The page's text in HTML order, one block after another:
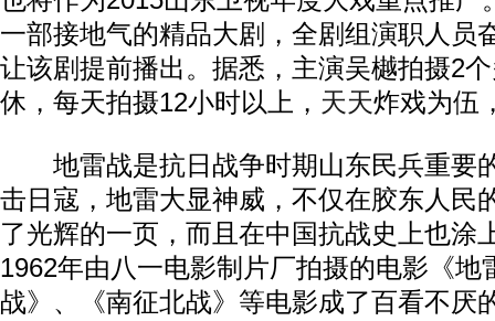
一部接地气的精品大剧，全剧组演职人员
让该剧提前播出。据悉，主演吴樾拍摄2
休，每天拍摄12小时以上， 天天炸戏为伍
地雷战是抗日战争时期山东民兵重要
击日寇，地雷大显神威，不仅在胶东人民
了光辉的一页，而且在中国抗战史上也涂
1962年由八一电影制片厂拍摄的电影《地
战》、《南征北战》等电影成了百看不厌